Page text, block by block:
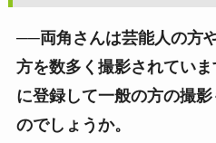
──両角さんは芸能人の方
方を数多く撮影されてい
に登録して一般の方の撮
のでしょうか。